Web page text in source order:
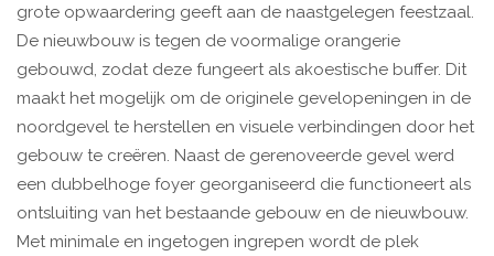
grote opwaardering geeft aan de naastgelegen feestzaal.
De nieuwbouw is tegen de voormalige orangerie
gebouwd, zodat deze fungeert als akoestische buffer. Dit
maakt het mogelijk om de originele gevelopeningen in de
noordgevel te herstellen en visuele verbindingen door het
gebouw te creëren. Naast de gerenoveerde gevel werd
een dubbelhoge foyer georganiseerd die functioneert als
ontsluiting van het bestaande gebouw en de nieuwbouw.
Met minimale en ingetogen ingrepen wordt de plek